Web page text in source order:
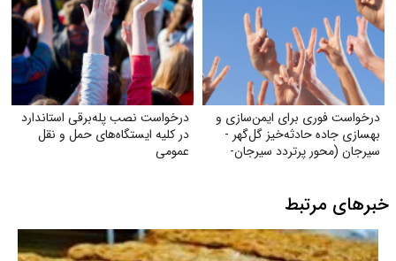
درخواست فوری برای ایمن‌سازی و
بهسازی جاده حادثه‌خیز گل‌گهر -
سیرجان (محور پرتردد سیرجان-
درخواست نصب پله‌برقی استاندارد
در کلیه ایستگاه‌های حمل‌ و نقل
عمومی
خبرهای مرتبط